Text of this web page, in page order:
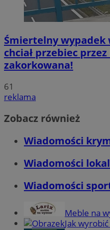
Śmiertelny wypadek
chciał przebiec
zakorkowana!
61
reklama
Zobacz również
Wiadomości
Wiadomości
Wiadomości
Meble na
Jak